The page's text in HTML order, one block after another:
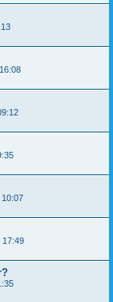
17:49